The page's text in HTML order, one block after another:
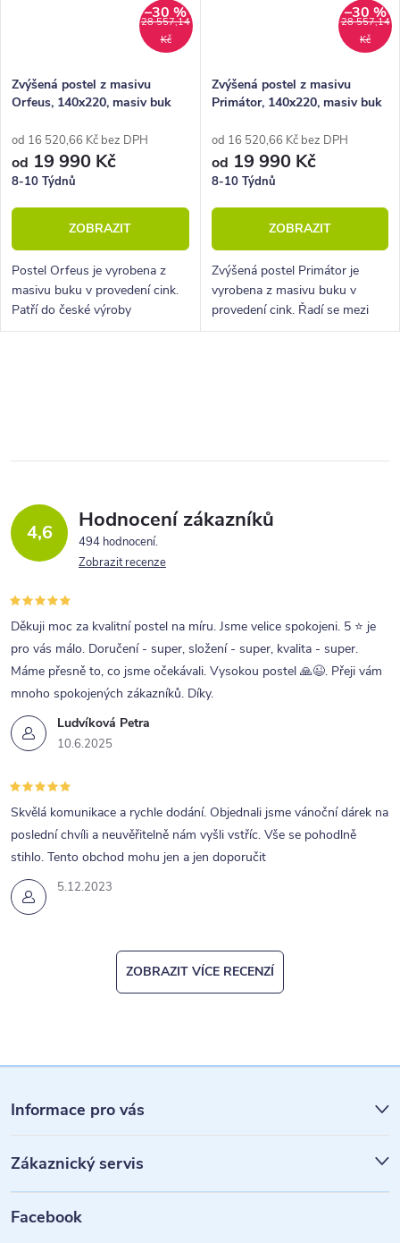
28 557,14
Kč
–30 %
Zvýšená postel z masivu
Orfeus, 140x220, masiv buk
od 16 520,66 Kč bez DPH
od 19 990 Kč
8-10 Týdnů
ZOBRAZIT
Postel Orfeus je vyrobena z
masivu buku v provedení cink.
Patří do české výroby
nábytkové řady HappyBed. U
28 557,14
Kč
–30 %
Zvýšená postel z masivu
Primátor, 140x220, masiv buk
od 16 520,66 Kč bez DPH
od 19 990 Kč
8-10 Týdnů
ZOBRAZIT
Zvýšená postel Primátor je
vyrobena z masivu buku v
provedení cink. Řadí se mezi
kvalitní české výrobky
á
a
c
p
r
v
k
y
v
p
i
s
u
4,6 Hodnocení zákazníků
494 hodnocení
Zobrazit recenze
Ludvíková Petra
10.6.2025
Děkuji moc za kvalitní postel na míru. Jsme velice spokojeni. 5 ⭐ je
pro vás málo. Doručení - super, složení - super, kvalita - super.
Máme přesně to, co jsme očekávali. Vysokou postel 🙏😉. Přeji vám
mnoho spokojených zákazníků. Díky.
5.12.2023
Skvělá komunikace a rychle dodání. Objednali jsme vánoční dárek na
poslední chvíli a neuvěřitelně nám vyšli vstříc. Vše se pohodlně
stihlo. Tento obchod mohu jen a jen doporučit
ZOBRAZIT VÍCE RECENZÍ
á
p
a
Informace pro vás
Zákaznický servis
Facebook